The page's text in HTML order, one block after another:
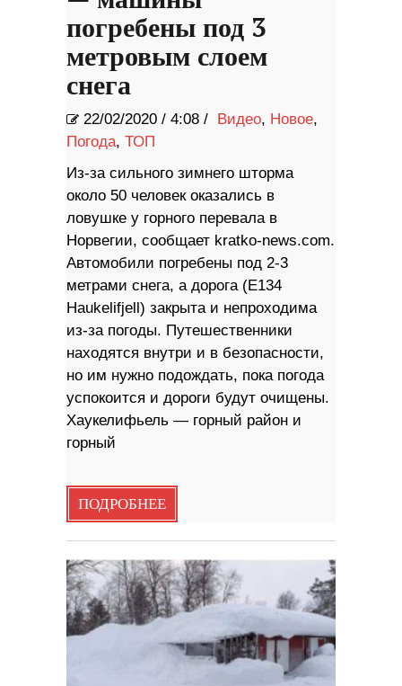
погребены под 3
метровым слоем
снега
22/02/2020 / 4:08 / Видео, Новое,
Погода, ТОП
Из-за сильного зимнего шторма
около 50 человек оказались в
ловушке у горного перевала в
Норвегии, сообщает kratko-news.com.
Автомобили погребены под 2-3
метрами снега, а дорога (E134
Haukelifjell) закрыта и непроходима
из-за погоды. Путешественники
находятся внутри и в безопасности,
но им нужно подождать, пока погода
успокоится и дороги будут очищены.
Хаукелифьель — горный район и
горный
ПОДРОБНЕЕ